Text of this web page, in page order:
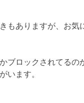
もありますが、お気
ブロックされてるの
います。